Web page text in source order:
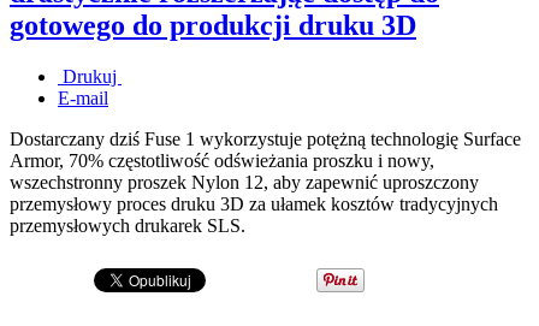
gotowego do produkcji druku 3D
Drukuj
E-mail
Dostarczany dziś Fuse 1 wykorzystuje potężną technologię Surface
Armor, 70% częstotliwość odświeżania proszku i nowy,
wszechstronny proszek Nylon 12, aby zapewnić uproszczony
przemysłowy proces druku 3D za ułamek kosztów tradycyjnych
przemysłowych drukarek SLS.